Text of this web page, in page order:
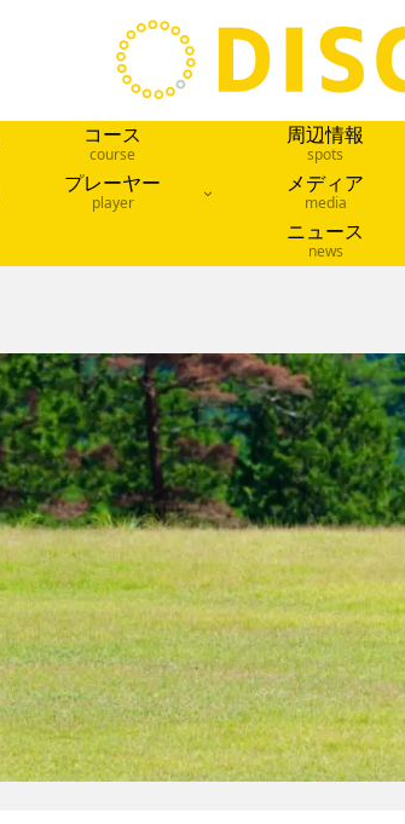
コース
course
周辺情報
spots
プレーヤー
player
メディア
media
ニュース
news